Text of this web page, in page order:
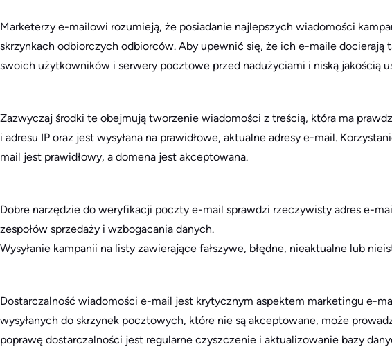
Marketerzy e-mailowi rozumieją, że posiadanie najlepszych wiadomości
skrzynkach odbiorczych odbiorców. Aby upewnić się, że ich e-maile
swoich użytkowników i serwery pocztowe przed nadużyciami i niską jakością
Zazwyczaj środki te obejmują tworzenie wiadomości z treścią, która ma
i adresu IP oraz jest wysyłana na prawidłowe, aktualne adresy e-mail.
mail jest prawidłowy, a domena jest akceptowana.
Dobre narzędzie do weryfikacji poczty e-mail sprawdzi rzeczywisty adres e-
zespołów sprzedaży i wzbogacania danych.
Wysyłanie kampanii na listy zawierające fałszywe, błędne, nieaktualne lub
Dostarczalność wiadomości e-mail jest krytycznym aspektem marketingu e-
wysyłanych do skrzynek pocztowych, które nie są akceptowane, może
poprawę dostarczalności jest regularne czyszczenie i aktualizowanie bazy